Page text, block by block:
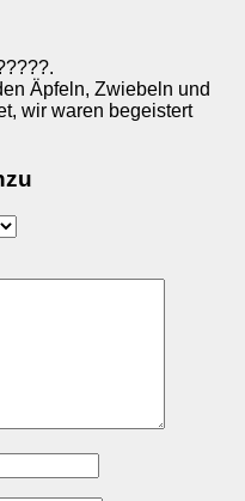
Äpfeln, Zwiebeln und
wir waren begeistert